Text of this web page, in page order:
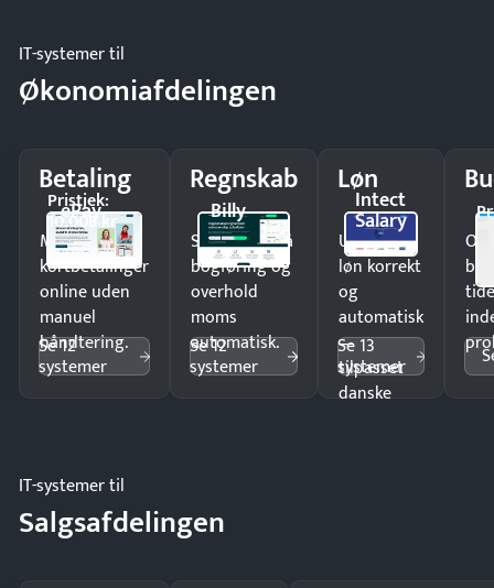
IT-systemer til
Økonomiafdelingen
Betaling
ePay
Pristjek:
10.008 kr
Modtag
kortbetalinger
online uden
manuel
håndtering.
Se 12
systemer
Regnskab
Billy
Spar timer på
bogføring og
overhold
moms
automatisk.
Se 12
systemer
Løn
Intect
Salary
Udbetal
løn korrekt
og
automatisk
—
tilpasset
danske
Se 13
systemer
IT-systemer til
Salgsafdelingen